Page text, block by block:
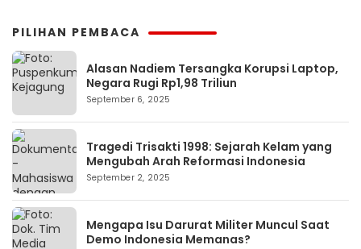
PILIHAN PEMBACA
Alasan Nadiem Tersangka Korupsi Laptop,
Negara Rugi Rp1,98 Triliun
September 6, 2025
Tragedi Trisakti 1998: Sejarah Kelam yang
Mengubah Arah Reformasi Indonesia
September 2, 2025
Mengapa Isu Darurat Militer Muncul Saat
Demo Indonesia Memanas?